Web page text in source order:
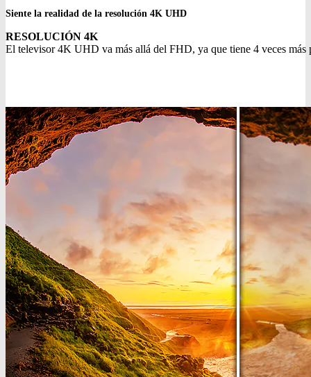
Siente la realidad de la resolución 4K UHD
RESOLUCIÓN 4K
El televisor 4K UHD va más allá del FHD, ya que tiene 4 veces más